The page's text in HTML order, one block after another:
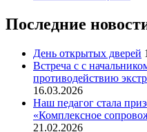
Последние
День открытых дверей
Встреча с с
противодействию
16.03.2026
Наш педагог стала
«Комплексное
21.02.2026